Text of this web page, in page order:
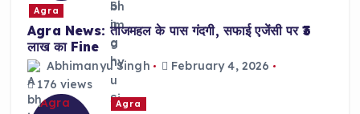
Agra
Agra News: ताजमहल के पास गंदगी, सफाई एजेंसी पर ₹3
लाख का Fine
Abhimanyu Singh
February 4, 2026
176 views
Agra